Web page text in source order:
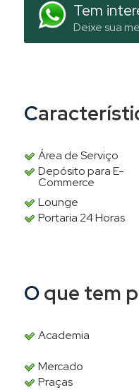
Tem
Deixe sua
Área de Serviço
Depósito para E-
Commerce
Lounge
Portaria 24 Horas
O que tem
Academia
Mercado
Praças